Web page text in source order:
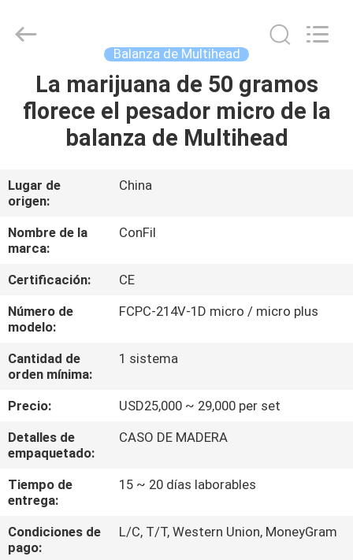
HOGAR
PRODUCTOS
VÍDEOS
SOBRE
NOSOTROS
VIAJE
DE
LA
CONTROL
CALIDAD
PIDA
ConFil
System.
Balanza de Multihead
La marijuana de 50 gramos
florece el pesador micro de la
balanza de Multihead
Lugar de
origen:
China
Nombre de la
marca:
ConFil
Certificación:
CE
Número de
modelo:
FCPC-214V-1D micro / micro plus
Cantidad de
orden mínima:
1 sistema
Precio:
USD25,000 ~ 29,000 per set
Detalles de
empaquetado:
CASO DE MADERA
Tiempo de
entrega:
15 ~ 20 días laborables
Condiciones de
pago:
L/C, T/T, Western Union, MoneyGram